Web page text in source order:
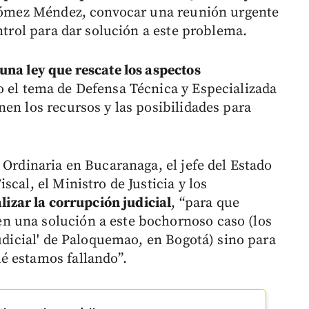
Méndez, convocar una reunión urgente
para dar solución a este problema.
ley que rescate los aspectos
el tema de Defensa Técnica y Especializada
los recursos y las posibilidades para
en Bucaranaga, el jefe del Estado
el Ministro de Justicia y los
la corrupción judicial, “para que
una solución a este bochornoso caso (los
de Paloquemao, en Bogotá) sino para
estamos fallando”.